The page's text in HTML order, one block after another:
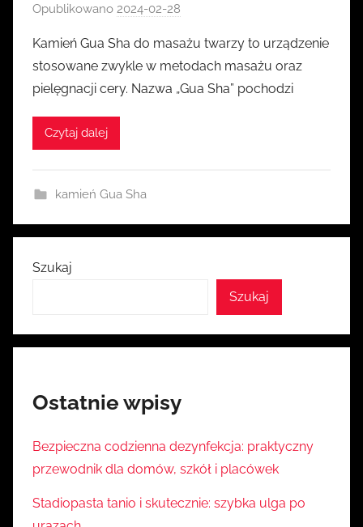
Opublikowano 2024-02-28
z
e
z
Kamień Gua Sha do masażu twarzy to urządzenie
stosowane zwykle w metodach masażu oraz
pielęgnacji cery. Nazwa „Gua Sha” pochodzi
Czytaj dalej
kamień Gua Sha
Szukaj
Szukaj
Ostatnie wpisy
Bezpieczna codzienna dezynfekcja: praktyczny
przewodnik dla domów, szkół i placówek
Stadiopasta tanio i skutecznie: szybka ulga po